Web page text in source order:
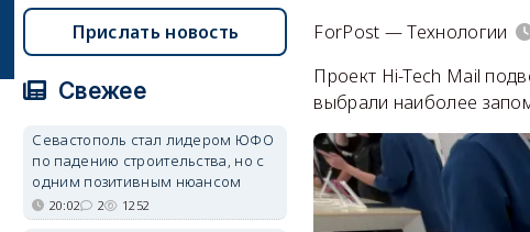
ForPost — Технологии
Проект Hi-Tech Mail
выбрали наиболее
Прислать новость
Свежее
Севастополь стал лидером ЮФО
по падению строительства, но с
одним позитивным нюансом
20:02 2 1252